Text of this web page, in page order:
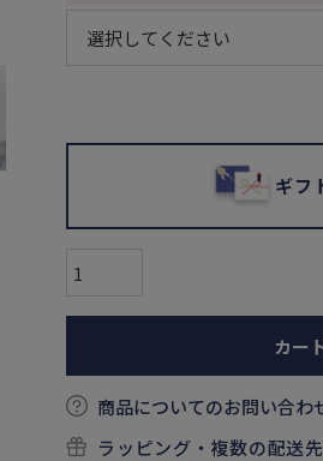
ギフ
カー
商品についてのお問い合わ
ラッピング・複数の配送